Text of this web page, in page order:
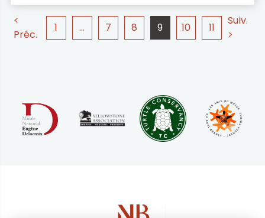
commerce ou la date prévisible de début
<
Préc.
1 … 7 8 9 10 11
Suiv.
>